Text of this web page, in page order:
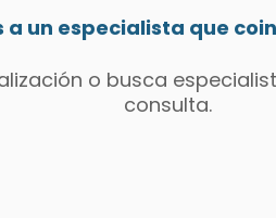
a un especialista que
o busca
consulta.